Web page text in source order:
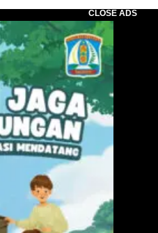
CLOSE ADS